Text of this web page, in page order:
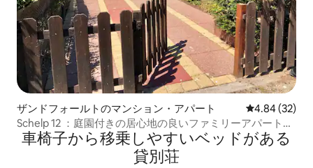
ザンドフォールトのマンション・アパート レビュー32
4.84 (32)
Schelp 12 ：庭園付きの居心地の良いファミリーアパートメ
ント
車椅子から移乗しやすいベッドがある
貸別荘